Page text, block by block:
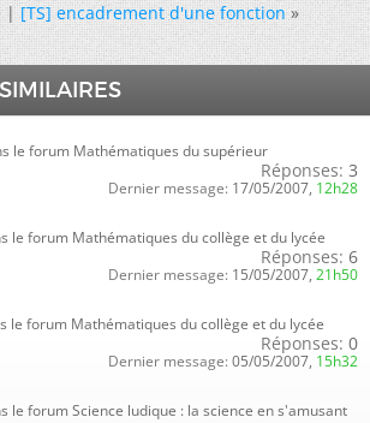
|[TS] encadrement d'une fonction »
le forum Mathématiques du supérieur
Réponses: 3
Dernier message: 17/05/2007, 12h28
le forum Mathématiques du collège et du lycée
Réponses: 6
Dernier message: 15/05/2007, 21h50
le forum Mathématiques du collège et du lycée
Réponses: 0
Dernier message: 05/05/2007, 15h32
le forum Science ludique : la science en s'amusant